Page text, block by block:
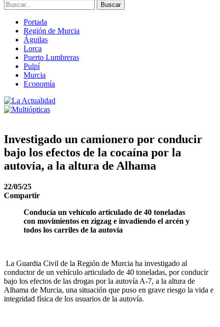
Portada
Región de Murcia
Águilas
Lorca
Puerto Lumbreras
Pulpí
Murcia
Economía
Investigado un camionero por conducir
bajo los efectos de la cocaína por la
autovía, a la altura de Alhama
22/05/25
Compartir
Conducía un vehículo articulado de 40 toneladas
con movimientos en zigzag e invadiendo el arcén y
todos los carriles de la autovía
La Guardia Civil de la Región de Murcia ha investigado al
conductor de un vehículo articulado de 40 toneladas, por conducir
bajo los efectos de las drogas por la autovía A-7, a la altura de
Alhama de Murcia, una situación que puso en grave riesgo la vida e
integridad física de los usuarios de la autovía.